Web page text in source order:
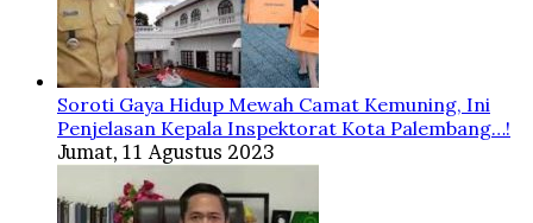
Soroti Gaya Hidup Mewah Camat Kemuning, Ini
Penjelasan Kepala Inspektorat Kota Palembang…!
Jumat, 11 Agustus 2023